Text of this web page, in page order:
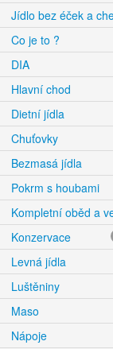
Jídlo bez éček a
Co je to ?
DIA
Hlavní chod
Dietní jídla
Chuťovky
Bezmasá jídla
Pokrm s houbami
Kompletní oběd a
Konzervace
Levná jídla
Luštěniny
Maso
Nápoje